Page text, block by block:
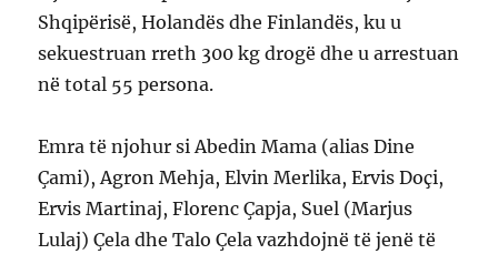
Shqipërisë, Holandës dhe Finlandës, ku u
sekuestruan rreth 300 kg drogë dhe u arrestuan
në total 55 persona.
Emra të njohur si Abedin Mama (alias Dine
Çami), Agron Mehja, Elvin Merlika, Ervis Doçi,
Ervis Martinaj, Florenc Çapja, Suel (Marjus
Lulaj) Çela dhe Talo Çela vazhdojnë të jenë të